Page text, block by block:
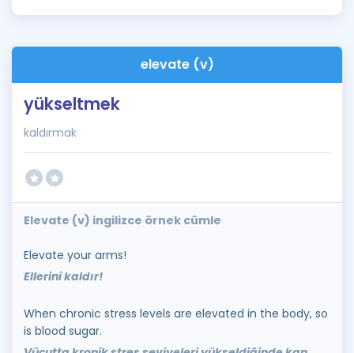
İngilizce Gramer
elevate (v)
yükseltmek
kaldırmak
Elevate (v) ingilizce örnek cümle
Elevate your arms!
Ellerini kaldır!
When chronic stress levels are elevated in the body, so
is blood sugar.